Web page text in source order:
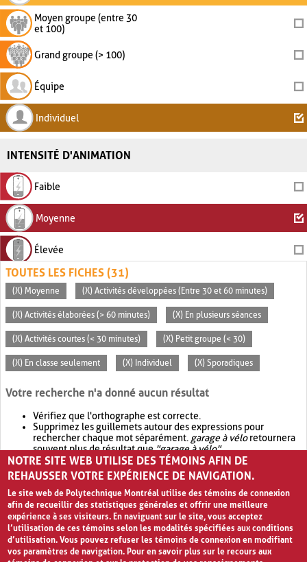
Moyen groupe (entre 30
et 100)
Grand groupe (> 100)
Équipe
Individuel
INTENSITÉ D'ANIMATION
Faible
Moyenne
Élevée
TOUTES LES FICHES (31)
(X) Moyenne (X) Activités développées (Entre 30 et 60 minutes)
(X) Activités élaborées (> 60 minutes) (X) En plusieurs séances
(X) Activités courtes (< 30 minutes) (X) Petit groupe (< 30)
(X) En classe seulement (X) Individuel (X) Sporadiques
Votre recherche n'a donné aucun résultat
Vérifiez que l'orthographe est correcte.
Supprimez les guillemets autour des expressions pour
rechercher chaque mot séparément. garage à véloretournera
souvent plus de résultat que"garage à vélo".
Envisagez d'élargir votre recherche avec OR.garage OR vélo
retournera souvent plus de résultat quegarage à vélo
NOTRE SITE WEB UTILISE DES TÉMOINS AFIN DE
REHAUSSER VOTRE EXPÉRIENCE DE NAVIGATION.
Le site web de Polytechnique Montréal utilise des témoins de connexion
afin de recueillir des statistiques générales et offrir une meilleure
expérience à ses visiteurs. En naviguant sur le site, vous acceptez
l’utilisation de ces témoins selon les modalités spécifiées aux conditions
d’utilisation. Vous pouvez refuser les témoins de connexion en modifiant
vos paramètres de navigation. Pour en savoir plus sur le recours aux